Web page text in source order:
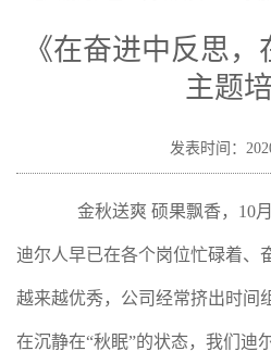
《在奋进中反思，
主题
发表时间：
金秋送爽 硕果飘香，10
迪尔人早已在各个岗位忙碌着、
越来越优秀，公司经常挤出时间
在沉静在“秋眠”的状态，我们迪